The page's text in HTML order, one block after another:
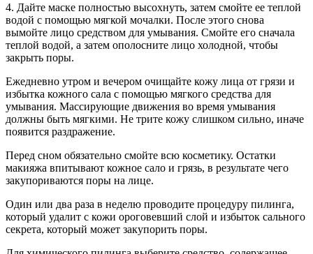
4. Дайте маске полностью высохнуть, затем смойте ее теплой
водой с помощью мягкой мочалки. После этого снова
вымойте лицо средством для умывания. Смойте его сначала
теплой водой, а затем ополосните лицо холодной, чтобы
закрыть поры.
Ежедневно утром и вечером очищайте кожу лица от грязи и
избытка кожного сала с помощью мягкого средства для
умывания. Массирующие движения во время умывания
должны быть мягкими. Не трите кожу слишком сильно, иначе
появится раздражение.
Перед сном обязательно смойте всю косметику. Остатки
макияжа впитывают кожное сало и грязь, в результате чего
закупориваются поры на лице.
Один или два раза в неделю проводите процедуру пилинга,
который удалит с кожи ороговевший слой и избыток сального
секрета, который может закупорить поры.